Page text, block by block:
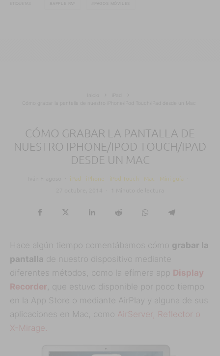
PAGOS MÓVILES
Cómo grabar la pantalla de nuestro iPhone/iPod Touch/iPad desde un Mac
CÓMO GRABAR LA PANTALLA DE
NUESTRO IPHONE/IPOD TOUCH/IPAD
DESDE UN MAC
iPad iPhone iPod Touch Mac Mini guía
Hace algún tiempo comentábamos cómo grabar la
pantalla de nuestro dispositivo mediante
diferentes métodos, como la efímera app Display
Recorder, que estuvo disponible por poco tiempo
en la App Store o mediante AirPlay y alguna de sus
aplicaciones en Mac, como AirServer, Reflector o
X-Mirage.